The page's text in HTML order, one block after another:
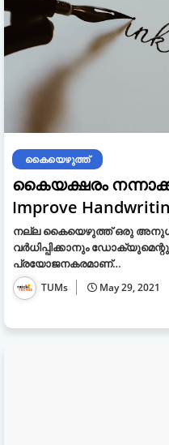
കൈയെഴുത്ത്
കൈയക്ഷരം
Improve
നല്ല കൈയെഴുത്ത് ഒരു
വര്‍ധിപ്പിക്കാനും
പ്രയോജനകരമാണ്…
TUMs May 29, 2021